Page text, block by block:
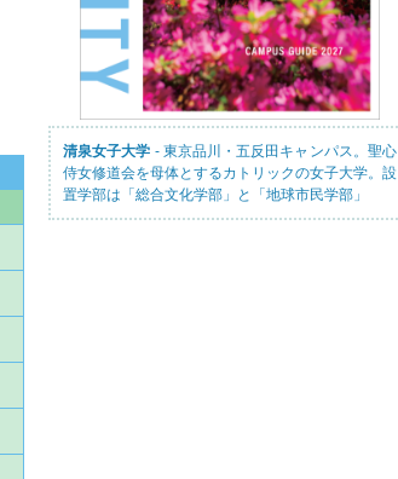
清泉女子大学 - 東京品川・五反田キャンパス。聖心
侍女修道会を母体とするカトリックの女子大学。設
置学部は「総合文化学部」と「地球市民学部」